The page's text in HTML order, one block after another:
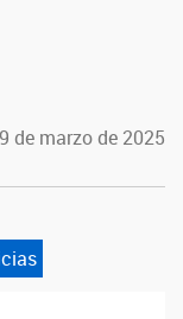
de marzo de 2025